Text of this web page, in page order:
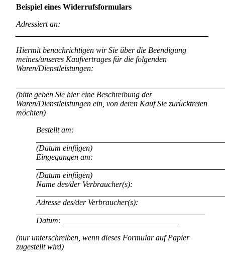
Beispiel eines Widerrufsformulars
Adressiert an:
Hiermit benachrichtigen wir Sie über die Beendigung
meines/unseres Kaufvertrages für die folgenden
Waren/Dienstleistungen:
(bitte geben Sie hier eine Beschreibung der
Waren/Dienstleistungen ein, von deren Kauf Sie zurücktreten
möchten)
Bestellt am:
(Datum einfügen)
Eingegangen am:
(Datum einfügen)
Name des/der Verbraucher(s):
Adresse des/der Verbraucher(s):
Datum: _____________________________
(nur unterschreiben, wenn dieses Formular auf Papier
zugestellt wird)